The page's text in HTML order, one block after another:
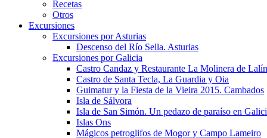
Recetas
Otros
Excursiones
Excursiones por Asturias
Descenso del Río Sella. Asturias
Excursiones por Galicia
Castro Candaz y Restaurante La Molinera de Lalín
Castro de Santa Tecla, La Guardia y Oia
Guimatur y la Fiesta de la Vieira 2015. Cambados
Isla de Sálvora
Isla de San Simón. Un pedazo de paraíso en
Islas Ons
Mágicos petroglifos de Mogor y Campo Lameiro